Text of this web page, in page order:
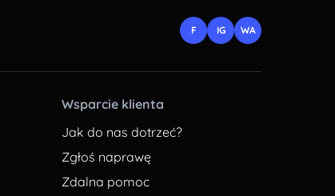
F IG WA
Wsparcie klienta
Jak do nas dotrzeć?
Zgłoś naprawę
Zdalna pomoc